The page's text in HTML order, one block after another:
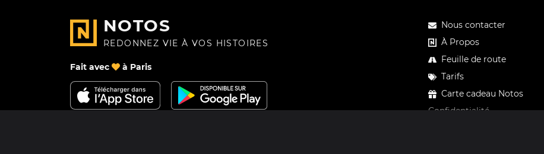
NOTOS
REDONNEZ VIE À VOS HISTOIRES
Fait avec à Paris
Nous contacter
À Propos
Feuille de route
Tarifs
Carte cadeau Notos
Confidentialité